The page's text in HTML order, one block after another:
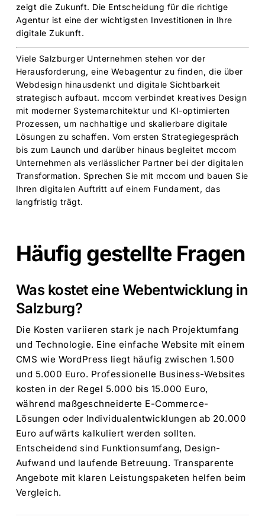
zeigt die Zukunft. Die Entscheidung für die richtige
Agentur ist eine der wichtigsten Investitionen in Ihre
digitale Zukunft.
Viele Salzburger Unternehmen stehen vor der
Herausforderung, eine Webagentur zu finden, die über
Webdesign hinausdenkt und digitale Sichtbarkeit
strategisch aufbaut. mccom verbindet kreatives Design
mit moderner Systemarchitektur und KI-optimierten
Prozessen, um nachhaltige und skalierbare digitale
Lösungen zu schaffen. Vom ersten Strategiegespräch
bis zum Launch und darüber hinaus begleitet mccom
Unternehmen als verlässlicher Partner bei der digitalen
Transformation. Sprechen Sie mit mccom und bauen Sie
Ihren digitalen Auftritt auf einem Fundament, das
langfristig trägt.
Häufig gestellte Fragen
Was kostet eine Webentwicklung in
Salzburg?
Die Kosten variieren stark je nach Projektumfang
und Technologie. Eine einfache Website mit einem
CMS wie WordPress liegt häufig zwischen 1.500
und 5.000 Euro. Professionelle Business-Websites
kosten in der Regel 5.000 bis 15.000 Euro,
während maßgeschneiderte E-Commerce-
Lösungen oder Individualentwicklungen ab 20.000
Euro aufwärts kalkuliert werden sollten.
Entscheidend sind Funktionsumfang, Design-
Aufwand und laufende Betreuung. Transparente
Angebote mit klaren Leistungspaketen helfen beim
Vergleich.